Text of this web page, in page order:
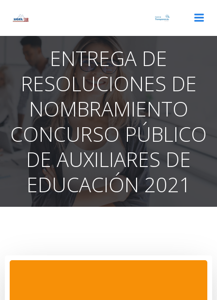
ENTREGA DE
RESOLUCIONES DE
NOMBRAMIENTO
CONCURSO PÚBLICO
DE AUXILIARES DE
EDUCACIÓN 2021